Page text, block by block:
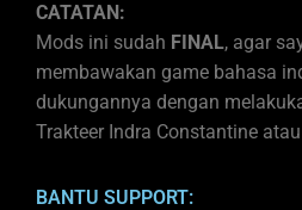
CATATAN:
Mods ini sudah FINAL, agar
membawakan game bahasa
dukungannya dengan
Trakteer Indra Constantine
BANTU SUPPORT: